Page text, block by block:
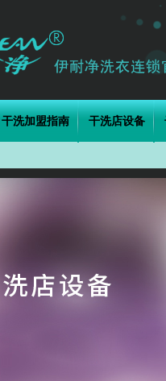
干洗加盟指南 干洗店设备